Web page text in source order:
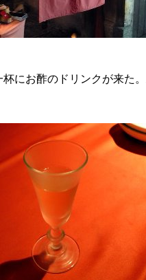
にお酢のドリンクが来た。